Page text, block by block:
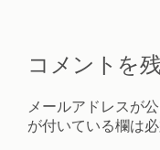
コメントを
メールアドレスが
が付いている欄は